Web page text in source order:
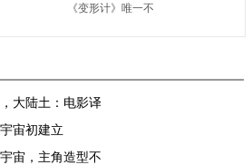
《变形计》唯一不
大陆土：电影译
宙初建立
宙，主角造型不